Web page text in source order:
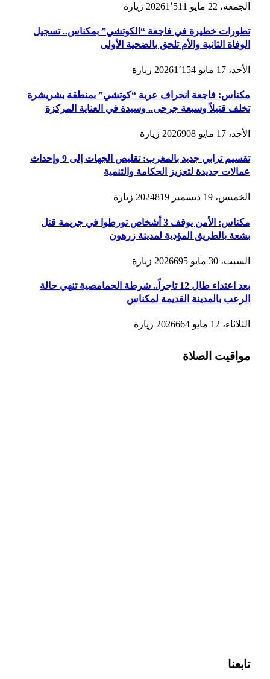
الجمعة، 22 مايو 2026 1٬511 زيارة
تطورات خطيرة في فاجعة “الكوتشي” بمكناس.. تسجيل
الوفاة الثانية والأم تلحق بالضحية الأولى
الأحد، 17 مايو 2026 1٬154 زيارة
مكناس: فاجعة انحراف عربة “كوتشي” بمنطقة بشريشرة
تخلف قتيلاً وسبعة جرحى.. وسيدة في العناية المركزة
الأحد، 17 مايو 2026 908 زيارة
تقسيم ترابي جديد بالمغرب: تقليص الجهات إلى 9 وإحداث
عمالات جديدة لتعزيز الحكامة والتنمية
الخميس، 19 ديسمبر 2024 819 زيارة
مكناس: الأمن يوقف 3 أشخاص تورطوا في جريمة قتل
بشعة بالطريق المؤدية لمدينة زرهون
السبت، 30 مايو 2026 695 زيارة
بعد اعتداء طال 12 تاجراً.. شرطة الحمامصية تنهي حالة
الرعب بالمدينة القديمة لمكناس
الثلاثاء، 12 مايو 2026 664 زيارة
مواقيت الصلاة
تابعنا